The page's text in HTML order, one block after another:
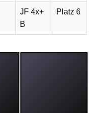
JF 4x+
B
Platz 6